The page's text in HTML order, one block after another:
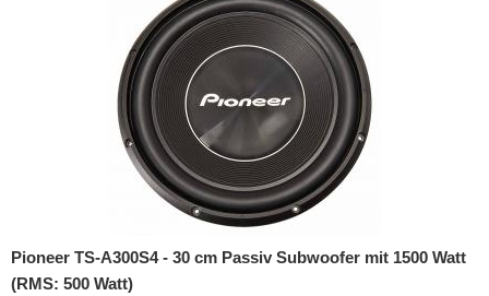
Pioneer TS-A300S4 - 30 cm Passiv Subwoofer mit 1500 Watt
(RMS: 500 Watt)